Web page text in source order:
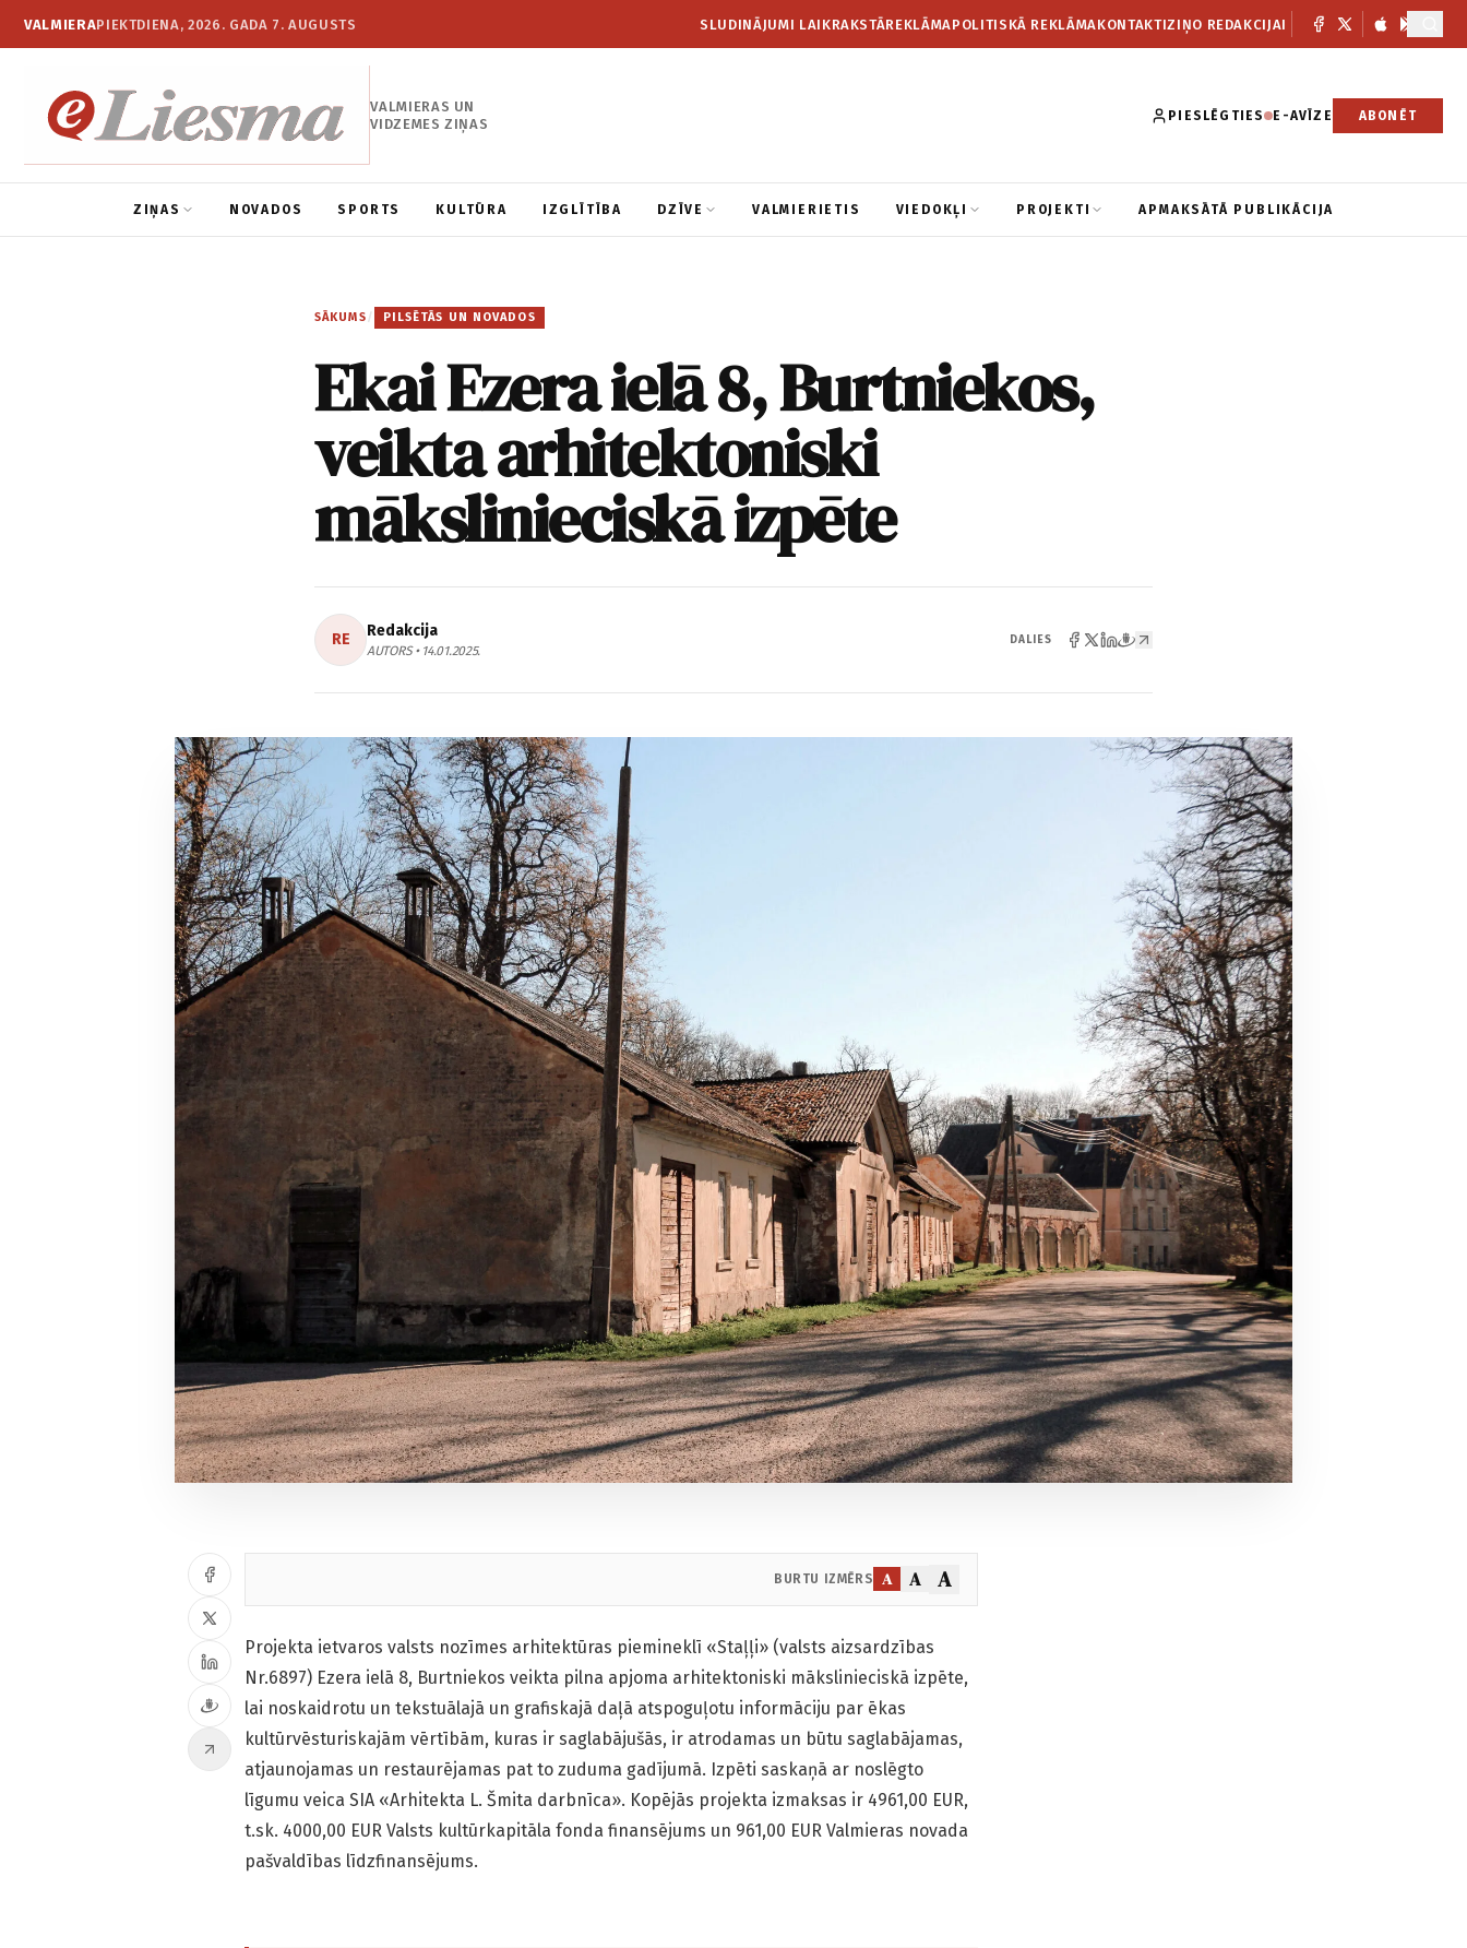
VALMIERAPIEKTDIENA, 2026. GADA 7. AUGUSTS SLUDINĀJUMI LAIKRAKSTĀREKLĀMAPOLITISKĀ REKLĀMAKONTAKTIZIŅO REDAKCIJAI
VALMIERAS UN
VIDZEMES ZIŅAS
PIESLĒGTIES E-AVĪZE ABONĒT
ZIŅAS NOVADOS SPORTS KULTŪRA IZGLĪTĪBA DZĪVE VALMIERIETIS VIEDOKĻI PROJEKTI APMAKSĀTĀ PUBLIKĀCIJA
SĀKUMS / PILSĒTĀS UN NOVADOS
Ēkai Ezera ielā 8, Burtniekos,
veikta arhitektoniski
mākslinieciskā izpēte
RE Redakcija
AUTORS • 14.01.2025.
DALIES
BURTU IZMĒRS A A A
Projekta ietvaros valsts nozīmes arhitektūras piemineklī «Staļļi» (valsts aizsardzības
Nr.6897) Ezera ielā 8, Burtniekos veikta pilna apjoma arhitektoniski mākslinieciskā izpēte,
lai noskaidrotu un tekstuālajā un grafiskajā daļā atspoguļotu informāciju par ēkas
kultūrvēsturiskajām vērtībām, kuras ir saglabājušās, ir atrodamas un būtu saglabājamas,
atjaunojamas un restaurējamas pat to zuduma gadījumā. Izpēti saskaņā ar noslēgto
līgumu veica SIA «Arhitekta L. Šmita darbnīca». Kopējās projekta izmaksas ir 4961,00 EUR,
t.sk. 4000,00 EUR Valsts kultūrkapitāla fonda finansējums un 961,00 EUR Valmieras novada
pašvaldības līdzfinansējums.